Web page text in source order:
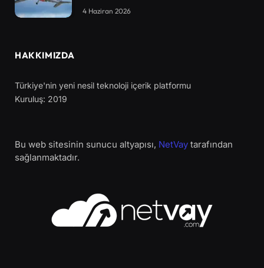
4 Haziran 2026
HAKKIMIZDA
Türkiye'nin yeni nesil teknoloji içerik platformu
Kuruluş: 2019
Bu web sitesinin sunucu altyapısı, NetVay tarafından
sağlanmaktadır.